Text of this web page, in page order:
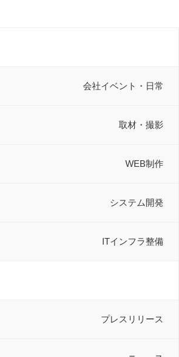
会社イベント・日常
取材・撮影
WEB制作
システム開発
ITインフラ整備
プレスリリース